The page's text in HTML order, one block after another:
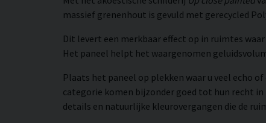
massief grenenhout is gevuld met gerecycled
Dit levert een merkbaar effect op in ruimtes
Het paneel helpt het waargenomen
Plaats het paneel op plekken waar u veel echo
categorie komen bijzonder goed tot hun recht
details en natuurlijke kleurovergangen die de